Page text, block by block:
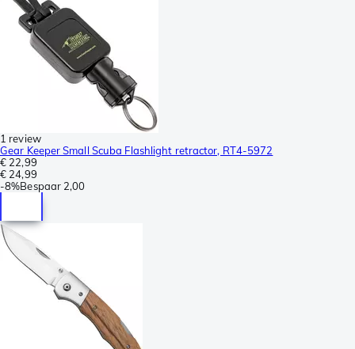
1 review
Gear Keeper Small Scuba Flashlight retractor, RT4-5972
€ 22,99
€ 24,99
-8%Bespaar 2,00